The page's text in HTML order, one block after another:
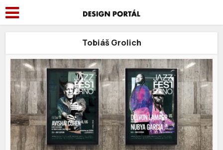
Tobiáš Grolich